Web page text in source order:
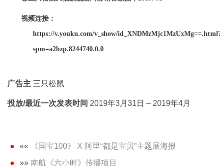
视频连接：
https://v.youku.com/v_show/
spm=a2hzp.8244740.0.0
广告主 三只松鼠
投放/最近一次发表时间 2019年3月31日 – 2019年4月
««
《国宝100》 X 阿里“都是宝贝”主题展海报
»» 南航《六小时》传播项目